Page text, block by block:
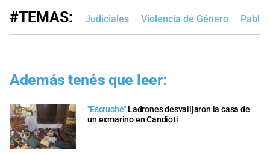
#TEMAS: Judiciales Violencia de Género Pablo
Además tenés que leer:
"Escruche" Ladrones desvalijaron la casa de
un exmarino en Candioti